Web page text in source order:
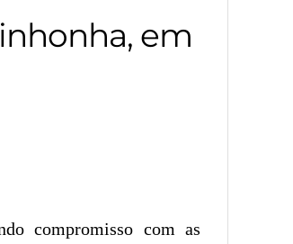
em
compromisso com as